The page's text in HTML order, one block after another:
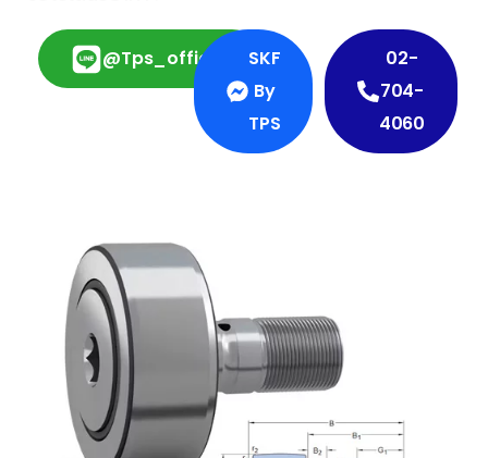
@tps_official
SKF
By
TPS
02-
704-
4060